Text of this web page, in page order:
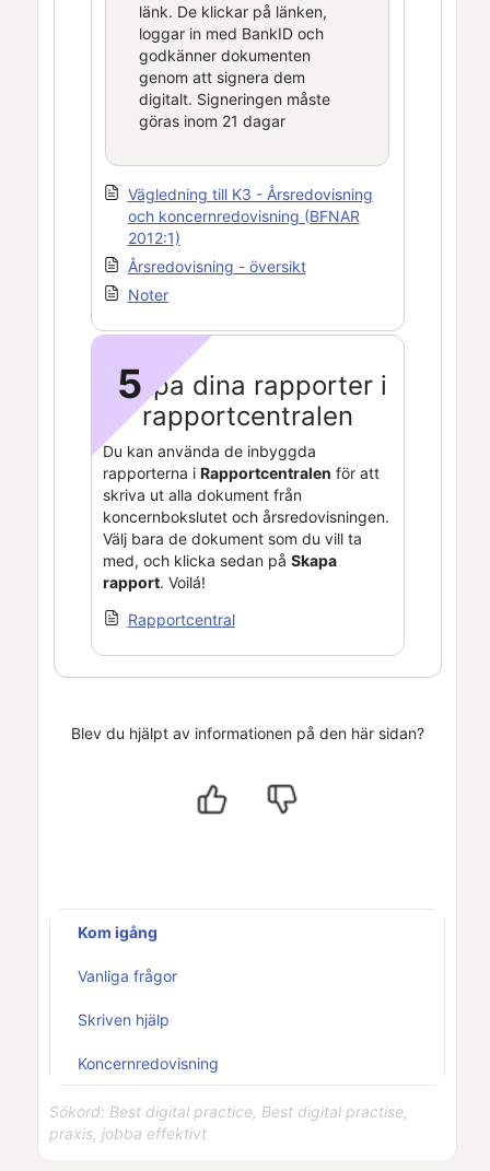
länk. De klickar på länken,
loggar in med BankID och
godkänner dokumenten
genom att signera dem
digitalt. Signeringen måste
göras inom 21 dagar
Vägledning till K3 - Årsredovisning
och koncernredovisning (BFNAR
2012:1)
Årsredovisning - översikt
Noter
5
Skapa dina rapporter i
rapportcentralen
Du kan använda de inbyggda
rapporterna i Rapportcentralen för att
skriva ut alla dokument från
koncernbokslutet och årsredovisningen.
Välj bara de dokument som du vill ta
med, och klicka sedan på Skapa
rapport. Voilá!
Rapportcentral
Blev du hjälpt av informationen på den här sidan?
Kom igång
Vanliga frågor
Skriven hjälp
Koncernredovisning
Sökord: Best digital practice, Best digital practise,
praxis, jobba effektivt